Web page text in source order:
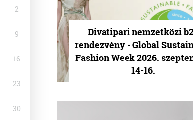
2
9
16
23
30
Divatipari nemzetközi
rendezvény - Global
Fashion Week 2026.
14-16.